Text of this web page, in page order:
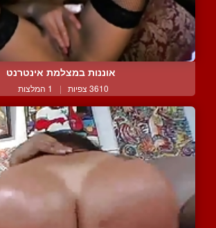
אוננות במצלמת אינטרנט
3610 צפיות | 1 המלצות